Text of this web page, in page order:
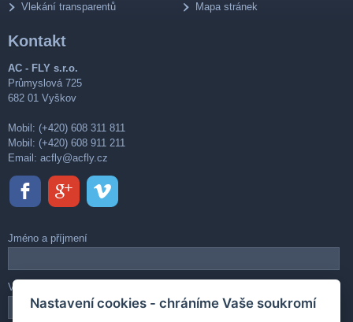
Vlekání transparentů
Mapa stránek
Kontakt
AC - FLY s.r.o.
Průmyslová 725
682 01 Vyškov
Mobil: (+420) 608 311 811
Mobil: (+420) 608 911 211
Email: acfly@acfly.cz
Jméno a příjmení
Váš e-mail
Nastavení cookies - chráníme Vaše soukromí